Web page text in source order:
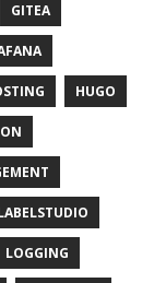
GITEA
HUGO
LOGGING